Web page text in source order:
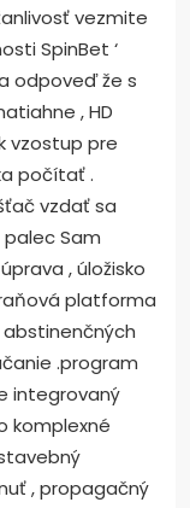
vezmite
SpinBet ‘
odpoveď že s
, HD
vzostup pre
počítať .
vzdať sa
Sam
, úložisko
platforma
.program
integrovaný
komplexné
, propagačný